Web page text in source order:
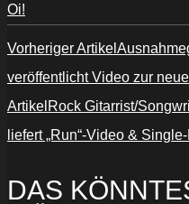
Oi!
Vorheriger Artikel
veröffentlicht Video zur
Artikel Rock Gitarrist/
liefert „Run“-Video &
DAS